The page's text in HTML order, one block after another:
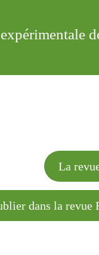
La
dans la revue